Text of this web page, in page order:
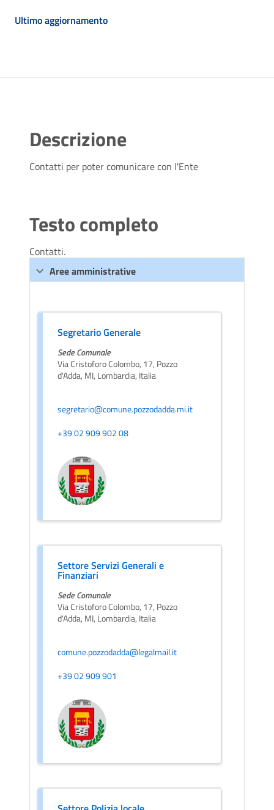
Ultimo aggiornamento
Descrizione
Contatti per poter comunicare con l'Ente
Testo completo
Contatti.
Aree amministrative
Segretario Generale
Sede Comunale
Via Cristoforo Colombo, 17, Pozzo
d'Adda, MI, Lombardia, Italia
segretario@comune.pozzodadda.mi.it
+39 02 909 902 08
Settore Servizi Generali e
Finanziari
Sede Comunale
Via Cristoforo Colombo, 17, Pozzo
d'Adda, MI, Lombardia, Italia
comune.pozzodadda@legalmail.it
+39 02 909 901